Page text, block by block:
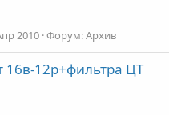
2010 Форум:Архив
16в-12р+фильтра ЦТ